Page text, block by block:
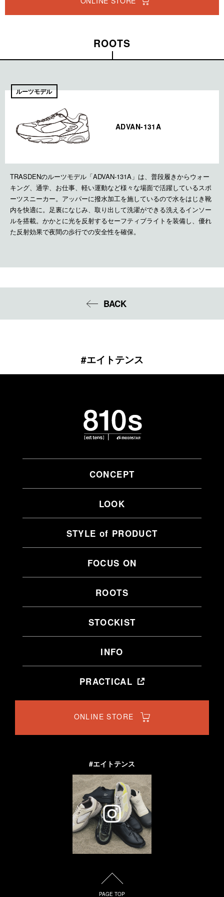
ROOTS
ADVAN-131A
TRASDENのルーツモデル「ADVAN-131A」は、普段履きからウォー
キング、通学、お仕事、軽い運動など様々な場面で活躍しているスポ
ーツスニーカー。アッパーに撥水加工を施しているので水をはじき靴
内を快適に。足裏になじみ、取り出して洗濯ができる洗えるインソー
ルを搭載。かかとに光を反射するセーフティブライトを装備し、優れ
た反射効果で夜間の歩行での安全性を確保。
BACK
#エイトテンス
CONCEPT
LOOK
STYLE of PRODUCT
FOCUS ON
ROOTS
STOCKIST
INFO
PRACTICAL
ONLINE STORE
#エイトテンス
PAGE TOP